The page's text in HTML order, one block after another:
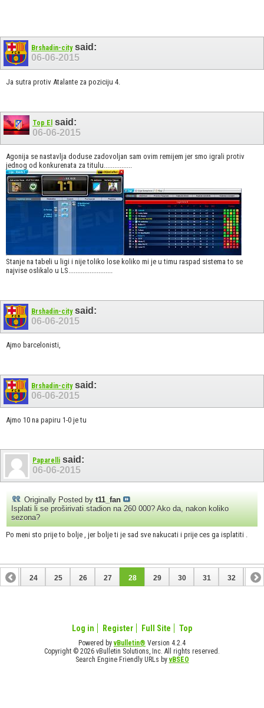
Brshadin-citysaid:
06-06-2015
Ja sutra protiv Atalante za poziciju 4.
Top El said:
06-06-2015
Agonija se nastavlja doduse zadovoljan sam ovim remijem jer smo igrali protiv
jednog od konkurenata za titulu................
Stanje na tabeli u ligi i nije toliko lose koliko mi je u timu raspad sistema to se
najvise oslikalo u LS.........................
Brshadin-citysaid:
06-06-2015
Ajmo barcelonisti,
Brshadin-citysaid:
06-06-2015
Ajmo 10 na papiru 1-0 je tu
Paparelli said:
06-06-2015
Originally Posted by t11_fan
Isplati li se proširivati stadion na 260 000? Ako da, nakon koliko
sezona?
Po meni sto prije to bolje , jer bolje ti je sad sve nakucati i prije ces ga isplatiti .
23 24 25 26 27 28 29 30 31 32 33
Log in Register Full Site Top
Powered byvBulletin® Version 4.2.4
Copyright © 2026 vBulletin Solutions, Inc. All rights reserved.
Search Engine Friendly URLs byvBSEO